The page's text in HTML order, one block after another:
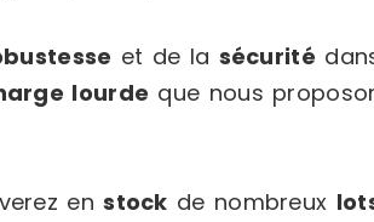
et de la sécurité
lourde que nous
enstock de nombreux